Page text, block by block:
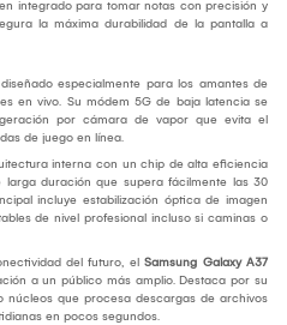
integrado para tomar notas con precisión y
la máxima durabilidad de la pantalla a
especialmente para los amantes de
en vivo. Su módem 5G de baja latencia se
por cámara de vapor que evita el
de juego en línea.
interna con un chip de alta eficiencia
duración que supera fácilmente las 30
incluye estabilización óptica de imagen
de nivel profesional incluso si caminas o
del futuro, el Samsung Galaxy A37
a un público más amplio. Destaca por su
que procesa descargas de archivos
en pocos segundos.